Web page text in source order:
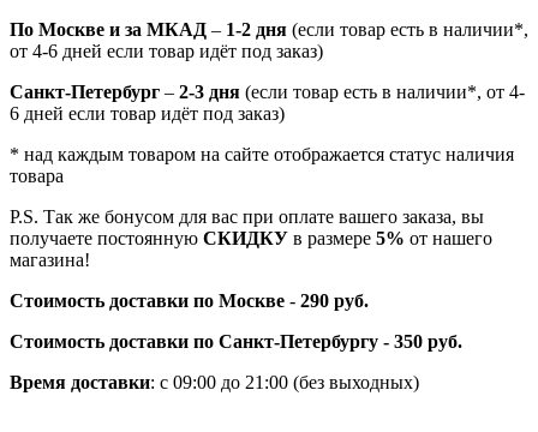
По Москве и за МКАД – 1-2 дня (если товар есть в наличии*,
от 4-6 дней если товар идёт под заказ)
Санкт-Петербург – 2-3 дня (если товар есть в наличии*, от 4-
6 дней если товар идёт под заказ)
* над каждым товаром на сайте отображается статус наличия
товара
P.S. Так же бонусом для вас при оплате вашего заказа, вы
получаете постоянную СКИДКУ в размере 5% от нашего
магазина!
Стоимость доставки по Москве - 290 руб.
Стоимость доставки по Санкт-Петербургу - 350 руб.
Время доставки: с 09:00 до 21:00 (без выходных)